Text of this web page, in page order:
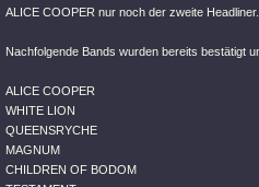
ALICE COOPER nur noch der zweite Headliner.
Nachfolgende Bands wurden bereits bestätigt
ALICE COOPER
WHITE LION
QUEENSRYCHE
MAGNUM
CHILDREN OF BODOM